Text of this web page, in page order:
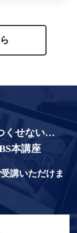
くせない…
本講座
講いただけま